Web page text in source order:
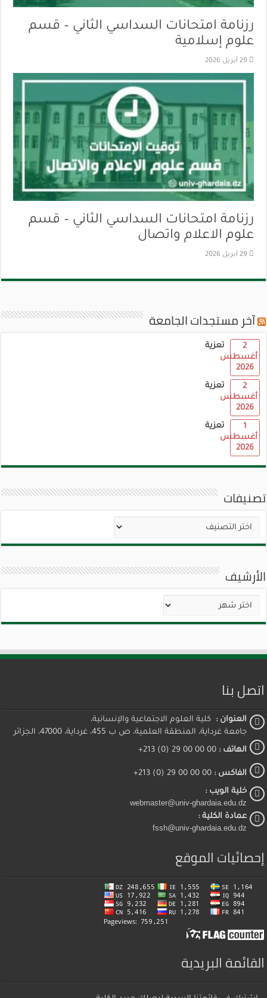
رزنامة امتحانات السداسي الثاني – قسم
علوم إسلامية
29 أبريل 2026
رزنامة امتحانات السداسي الثاني – قسم
علوم الاعلام واتصال
29 أبريل 2026
آخر مستجدات الجامعة
تعزية
2
أغسطس
2026
تعزية
2
أغسطس
2026
تعزية
1
أغسطس
2026
تصنيفات
تصنيفات
الأرشيف
الأرشيف
اتصل بنا
العنوان : كلية العلوم الاجتماعية والإنسانية،
جامعة غرداية، المنطقة العلمية، ص ب 455، غرداية، 47000، الجزائر
الهاتف : 00 00 00 29 (0) 213+
الفاكس : 00 00 00 29 (0) 213+
خلية الويب :
webmaster@univ-ghardaia.edu.dz
عمادة الكلية :
fssh@univ-ghardaia.edu.dz
إحصائيات الموقع
القائمة البريدية